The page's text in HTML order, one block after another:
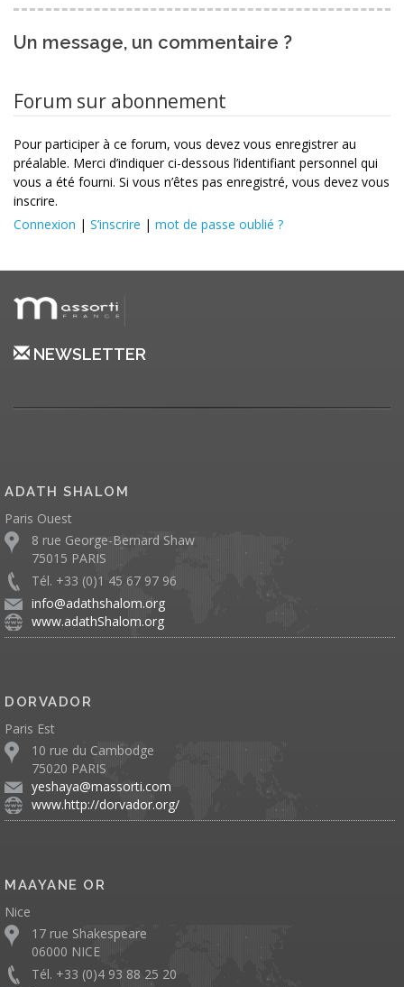
Un message, un commentaire ?
Forum sur abonnement
Pour participer à ce forum, vous devez vous enregistrer au
préalable. Merci d’indiquer ci-dessous l’identifiant personnel qui
vous a été fourni. Si vous n’êtes pas enregistré, vous devez vous
inscrire.
Connexion | S’inscrire | mot de passe oublié ?
NEWSLETTER
ADATH SHALOM
Paris Ouest
8 rue George-Bernard Shaw
75015 PARIS
Tél. +33 (0)1 45 67 97 96
info@adathshalom.org
www.adathShalom.org
DORVADOR
Paris Est
10 rue du Cambodge
75020 PARIS
yeshaya@massorti.com
www.http://dorvador.org/
MAAYANE OR
Nice
17 rue Shakespeare
06000 NICE
Tél. +33 (0)4 93 88 25 20